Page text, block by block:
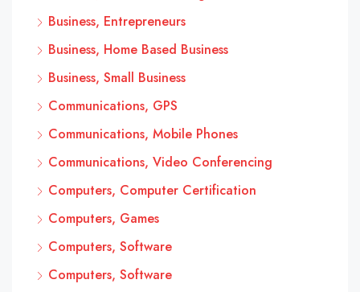
Business, Entrepreneurs
Business, Home Based Business
Business, Small Business
Communications, GPS
Communications, Mobile Phones
Communications, Video Conferencing
Computers, Computer Certification
Computers, Games
Computers, Software
Computers, Software